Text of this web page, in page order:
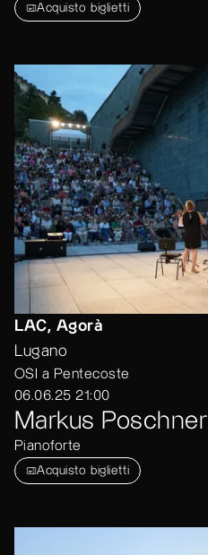
Acquisto biglietti
LAC, Agorà
Lugano
OSI a Pentecoste
06.06.25 21:00
Markus Poschner
Pianoforte
Acquisto biglietti